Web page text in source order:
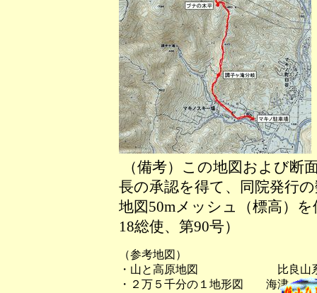
（備考）この地図および断
長の承認を得て、同院発行
地図50mメッシュ（標高）
18総使、第90号）
（参考地図）
・山と高原地図 比良山系
・２万５千分の１地形図 海津（か